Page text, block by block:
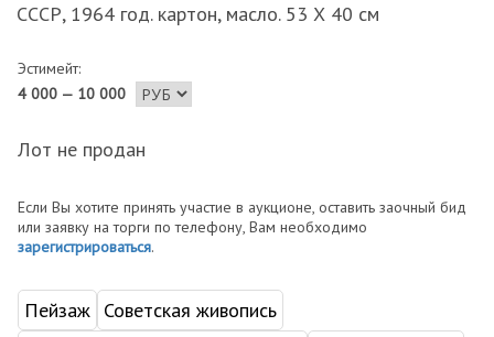
СССР, 1964 год. картон, масло. 53 Х 40 см
Эстимейт:
4 000 — 10 000
Лот не продан
Если Вы хотите принять участие в аукционе, оставить заочный бид
или заявку на торги по телефону, Вам необходимо
зарегистрироваться.
Пейзаж Советская живопись